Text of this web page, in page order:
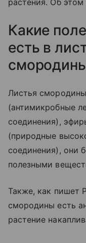
Какие
есть в
Листья
(антимикробные
соединения),
(природные
соединения), они
полезными
Также, как пишет
смородины есть
растение